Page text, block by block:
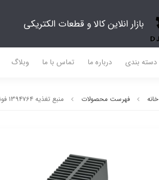
بازار انلاین کالا و قطعات الکتریکی
دسته بندی درباره ما تماس با ما وبلاگ
خانه فهرست محصولات منبع تغذیه 1394764 فونیکس